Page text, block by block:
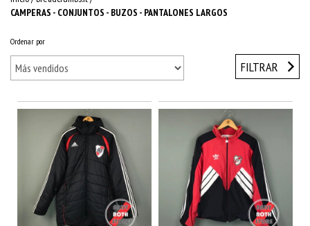
CAMPERAS - CONJUNTOS - BUZOS - PANTALONES LARGOS
Ordenar por
FILTRAR